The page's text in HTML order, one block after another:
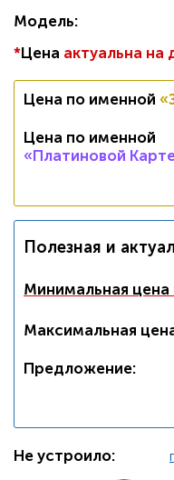
Модель:
*Цена актуальна на
Цена по именной
Цена по именной
«Платиновой
Полезная и
Минимальная цена
Максимальная
Предложение:
Не устроило: